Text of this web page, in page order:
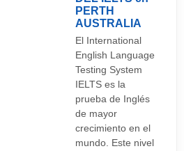
PERTH
AUSTRALIA
El International
English Language
Testing System
IELTS es la
prueba de Inglés
de mayor
crecimiento en el
mundo. Este nivel